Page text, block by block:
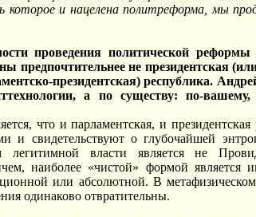
которое и нацелена политреформа, мы
проведения политической реформы
предпочтительнее не президентская
президентская) республика.
а по существу: по-вашему,
что и парламентская, и
и свидетельствуют о глубочайшей
легитимной власти является не
наиболее «чистой» формой является
или абсолютной. В
одинаково отвратительны.